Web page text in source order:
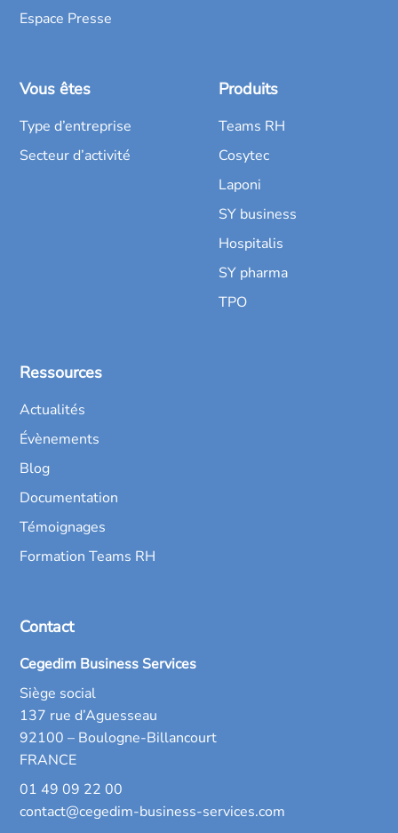
Espace Presse
Vous êtes
Type d’entreprise
Secteur d’activité
Produits
Teams RH
Cosytec
Laponi
SY business
Hospitalis
SY pharma
TPO
Ressources
Actualités
Évènements
Blog
Documentation
Témoignages
Formation Teams RH
Contact
Cegedim Business Services
Siège social
137 rue d’Aguesseau
92100 – Boulogne-Billancourt
FRANCE
01 49 09 22 00
contact@cegedim-business-services.com